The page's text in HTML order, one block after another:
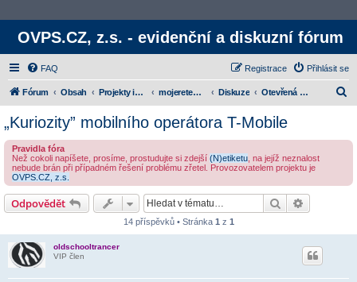
OVPS.CZ, z.s. - evidenční a diskuzní fórum
FAQ Přihlásit se
Registrace
Fórum Obsah Projekty iniciativy mojeretence.cz Diskuze Otevřená diskuzní témata
t
„Kuriozity” mobilního operátora T-Mobile
Pravidla fóra
Než cokoli napíšete, prosíme, prostudujte si zdejší (N)etiketu , na jejíž neznalost
nebude brán při případném řešení problému zřetel. Provozovatelem projektu je
OVPS.CZ, z.s.
Odpovědět Hledat
14 příspěvků • Stránka 1 z 1
oldschooltrancer
VIP člen